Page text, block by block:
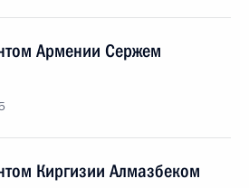
Армении Сержем
Киргизии Алмазбеком